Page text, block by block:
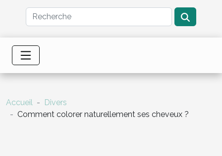
Accueil
Divers
Comment colorer naturellement ses cheveux ?